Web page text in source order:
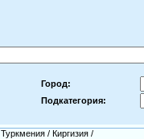
Город:
Подкатегория:
Туркмения / Киргизия /